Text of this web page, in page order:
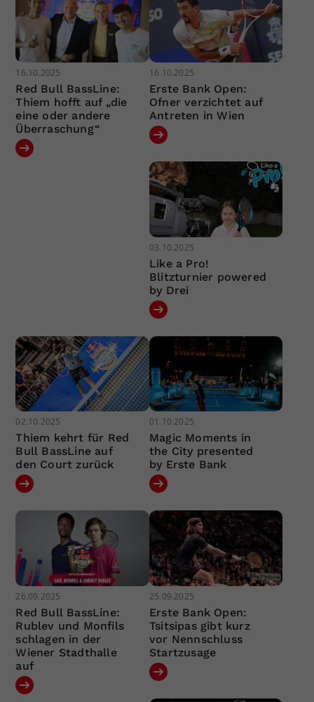
16.10.2025
Red Bull BassLine:
Thiem hofft auf „die
eine oder andere
Überraschung“
16.10.2025
Erste Bank Open:
Ofner verzichtet auf
Antreten in Wien
03.10.2025
Like a Pro!
Blitzturnier powered
by Drei
02.10.2025
Thiem kehrt für Red
Bull BassLine auf
den Court zurück
01.10.2025
Magic Moments in
the City presented
by Erste Bank
26.09.2025
Red Bull BassLine:
Rublev und Monfils
schlagen in der
Wiener Stadthalle
auf
25.09.2025
Erste Bank Open:
Tsitsipas gibt kurz
vor Nennschluss
Startzusage